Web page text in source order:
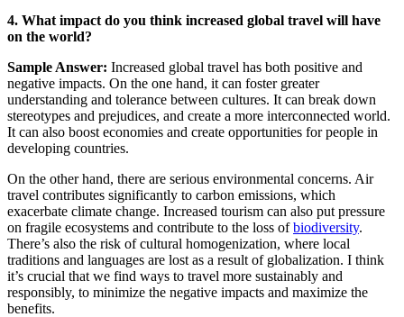
4. What impact do you think increased global travel will have
on the world?
Sample Answer: Increased global travel has both positive and
negative impacts. On the one hand, it can foster greater
understanding and tolerance between cultures. It can break down
stereotypes and prejudices, and create a more interconnected world.
It can also boost economies and create opportunities for people in
developing countries.
On the other hand, there are serious environmental concerns. Air
travel contributes significantly to carbon emissions, which
exacerbate climate change. Increased tourism can also put pressure
on fragile ecosystems and contribute to the loss ofbiodiversity.
There’s also the risk of cultural homogenization, where local
traditions and languages are lost as a result of globalization. I think
it’s crucial that we find ways to travel more sustainably and
responsibly, to minimize the negative impacts and maximize the
benefits.